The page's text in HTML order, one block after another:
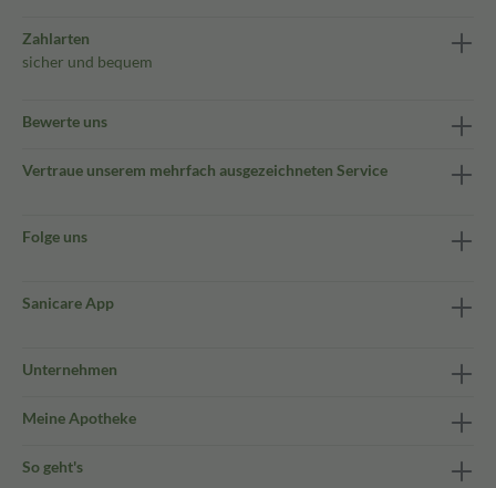
Zahlarten
sicher und bequem
Bewerte uns
Vertraue unserem mehrfach ausgezeichneten Service
Folge uns
Sanicare App
Unternehmen
Meine Apotheke
So geht's